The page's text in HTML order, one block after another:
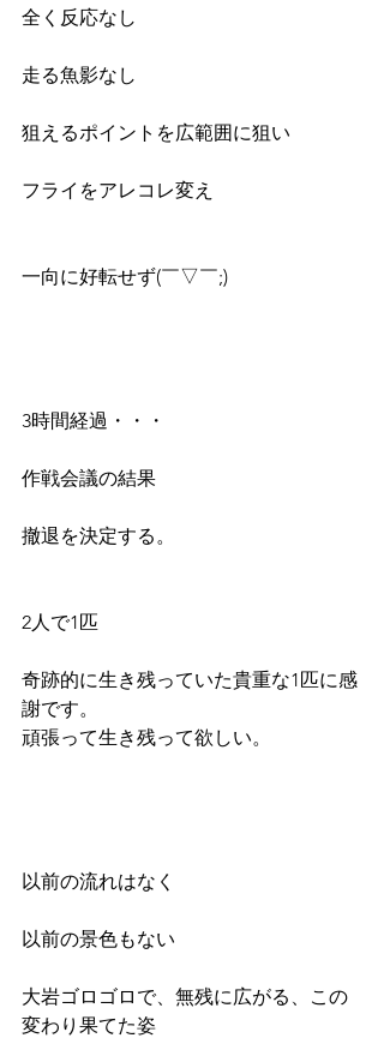
全く反応なし
走る魚影なし
狙えるポイントを広範囲に狙い
フライをアレコレ変え
一向に好転せず(￣▽￣;)
3時間経過・・・
作戦会議の結果
撤退を決定する。
2人で1匹
奇跡的に生き残っていた貴重な1匹に感
謝です。
頑張って生き残って欲しい。
以前の流れはなく
以前の景色もない
大岩ゴロゴロで、無残に広がる、この
変わり果てた姿